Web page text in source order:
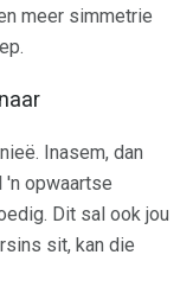
meer simmetrie
Inasem, dan
'n opwaartse
Dit sal ook jou
sit, kan die